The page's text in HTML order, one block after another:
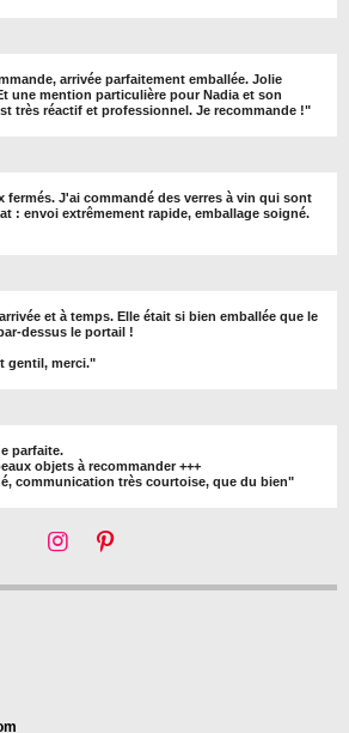
arrivée parfaitement emballée. Jolie
une mention particulière pour Nadia et son
très réactif et professionnel. Je recommande !"
fermés. J'ai commandé des verres à vin qui sont
: envoi extrêmement rapide, emballage soigné.
et à temps. Elle était si bien emballée que le
dessus le portail !
gentil, merci."
parfaite.
objets à recommander +++
communication très courtoise, que du bien"
I
s
P
n